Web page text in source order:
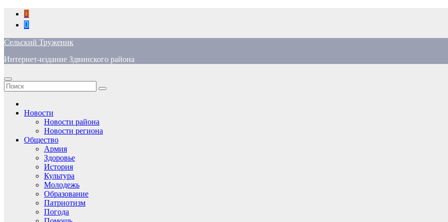
Перейти
содержимому
Сельский Труженик
Интернет-издание Здвинского района
Новости
Новости района
Новости региона
Общество
Армия
Здоровье
История
Культура
Молодежь
Образование
Патриотизм
Погода